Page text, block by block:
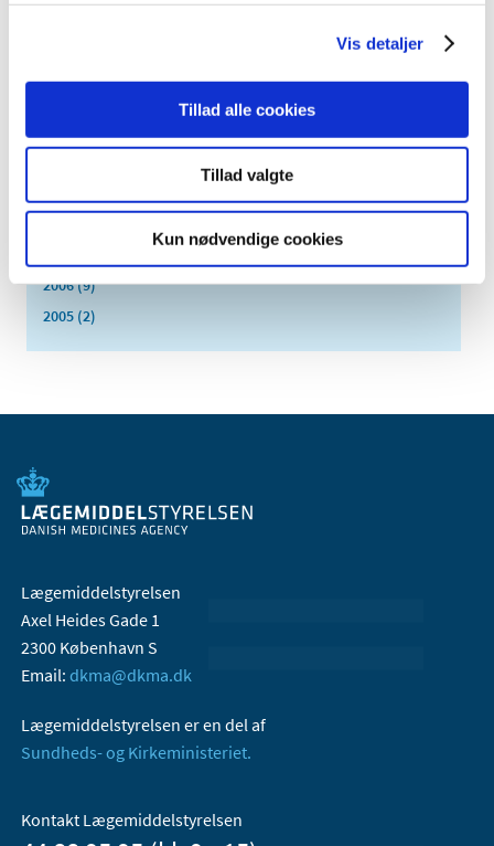
Vis detaljer
Tillad alle cookies
Tillad valgte
Kun nødvendige cookies
marts (10)
2006 (9)
2005 (2)
Lægemiddelstyrelsen
Axel Heides Gade 1
2300 København S
Email: dkma@dkma.dk
Lægemiddelstyrelsen er en del af
Sundheds- og Kirkeministeriet.
Kontakt Lægemiddelstyrelsen